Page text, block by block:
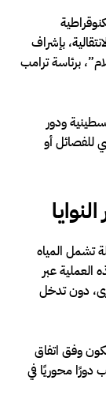
بإشراف
برئاسة ترامب
ودور
للفصائل أو
تشمل المياه
العملية عبر
دون تدخل
وفق اتفاق
لتلعب دورًا محوريًا في